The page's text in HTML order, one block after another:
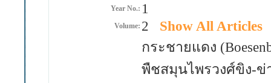
Year No.: 1
Volume: 2 Show All Articles
กระชายแดง
พืชสมุนไพรวงศ์ขิง-ข่